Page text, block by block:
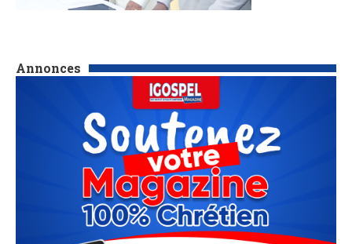
Annonces